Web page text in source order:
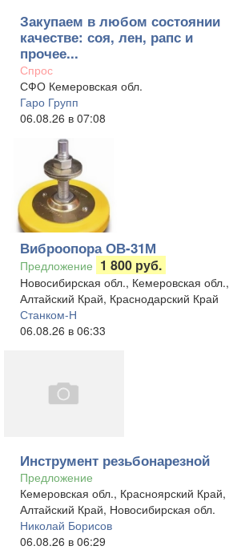
Закупаем в любом состоянии
качестве: соя, лен, рапс и
прочее...
Спрос
СФО Кемеровская обл.
Гаро Групп
06.08.26 в 07:08
Виброопора ОВ-31М
Предложение 1 800 руб.
Новосибирская обл., Кемеровская обл.,
Алтайский Край, Краснодарский Край
Станком-Н
06.08.26 в 06:33
Инструмент резьбонарезной
Предложение
Кемеровская обл., Красноярский Край,
Алтайский Край, Новосибирская обл.
Николай Борисов
06.08.26 в 06:29